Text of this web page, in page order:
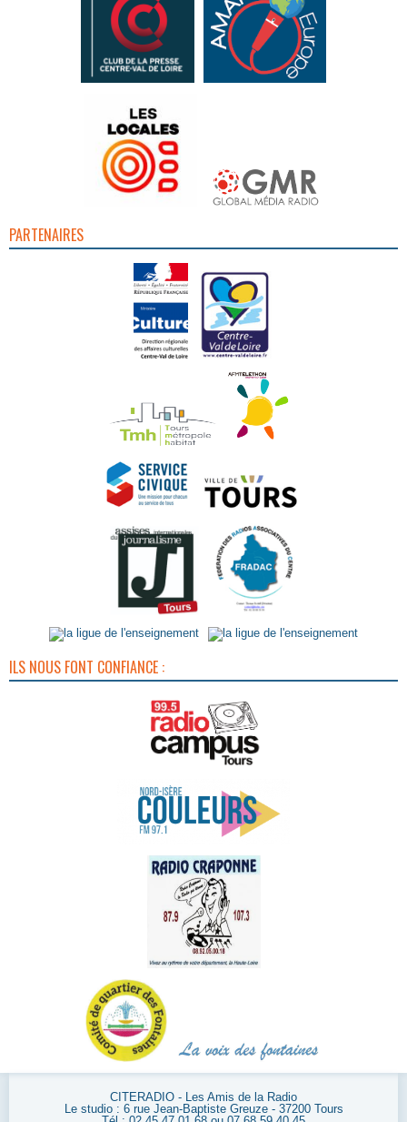
PARTENAIRES
ILS NOUS FONT CONFIANCE :
CITERADIO - Les Amis de la Radio
Le studio : 6 rue Jean-Baptiste Greuze - 37200 Tours